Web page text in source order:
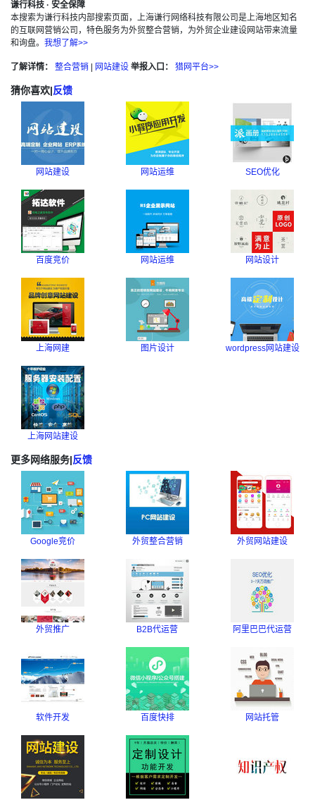
谦行科技 · 安全保障
本搜索为谦行科技内部搜索页面，上海谦行网络科技有限公司是上海地区知名
的互联网营销公司，特色服务为外贸整合营销，为外贸企业建设网站带来流量
和询盘。 我想了解>>
了解详情： 整合营销 网站建设 举报入口： 猎网平台>>
猜你喜欢|反馈
网站建设 网站运维 SEO优化
百度竞价 网站运维 网站设计
上海网建 图片设计 wordpress网站建设
上海网站建设
更多网络服务|反馈
Google竞价 外贸整合营销 外贸网站建设
外贸推广 B2B代运营 阿里巴巴代运营
软件开发 百度快排 网站托管